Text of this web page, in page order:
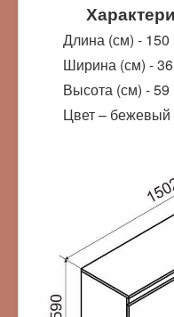
Длина (см) - 150
Ширина (см) -
Высота (см) - 59
Цвет – бежевый